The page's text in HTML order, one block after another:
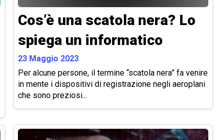
Cos’è una scatola nera? Lo
spiega un informatico
23 Maggio 2023
Per alcune persone, il termine “scatola nera” fa venire
in mente i dispositivi di registrazione negli aeroplani
che sono preziosi...